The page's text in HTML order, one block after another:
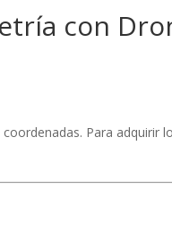
con
Para adquirir